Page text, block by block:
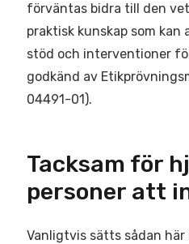
förväntas bidra till den
praktisk kunskap som
stöd och interventioner
godkänd av
04491-01).
Tacksam för
personer att
Vanligtvis sätts sådan